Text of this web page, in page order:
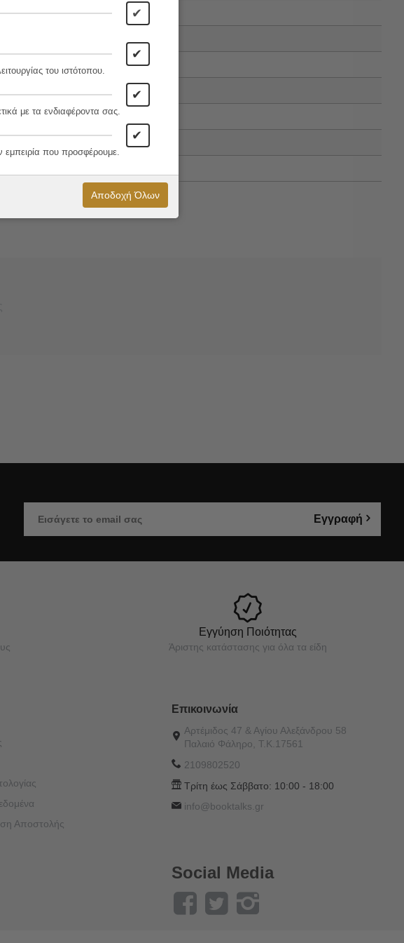
Εγγραφή
Εγγύηση Ποιότητας
Άριστης κατάστασης για όλα τα είδη
Αποστολής
Επικοινωνία
Αρτέμιδος 47 & Αγίου Αλεξάνδρου 58
Παλαιό Φάληρο, Τ.Κ.17561
2109802520
Τρίτη έως Σάββατο: 10:00 - 18:00
info@booktalks.gr
Social Media
✔
✔
του ιστότοπου.
✔
με τα ενδιαφέροντα σας.
✔
εμπειρία που προσφέρουμε.
Αποδοχή Όλων